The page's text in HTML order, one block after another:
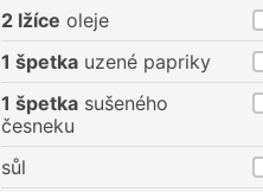
2 lžíce oleje
1 špetka uzené papriky
1 špetka sušeného
česneku
sůl